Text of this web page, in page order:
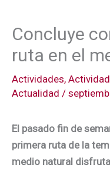
Concluye
ruta en el
Actividades,
Actualidad /
El pasado fin de
primera ruta de la
medio natural